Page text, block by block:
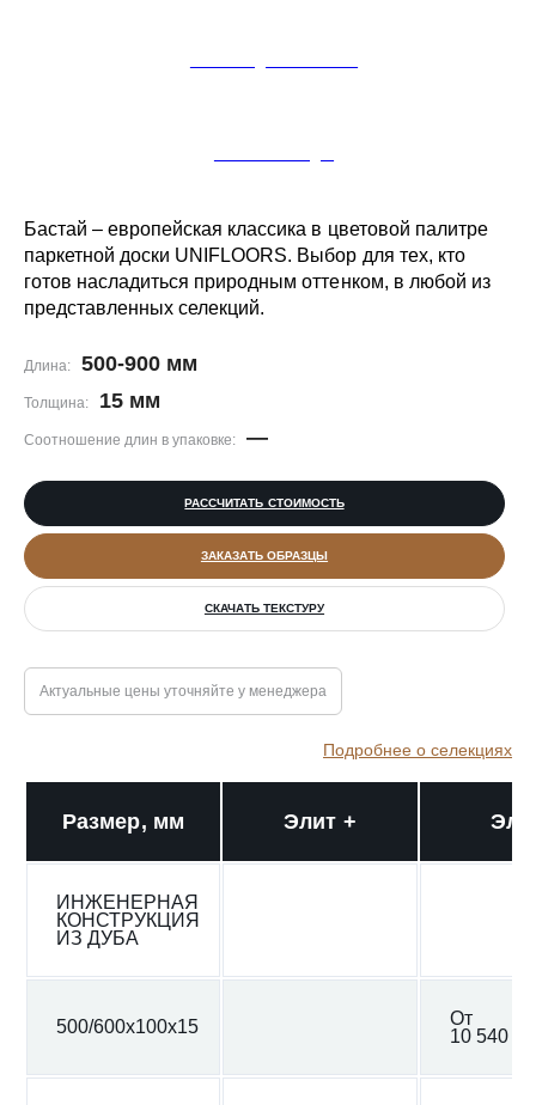
Бастай – европейская классика в цветовой палитре
паркетной доски UNIFLOORS. Выбор для тех, кто
готов насладиться природным оттенком, в любой из
представленных селекций.
Длина: 500-900 мм
Толщина: 15 мм
Соотношение длин в упаковке: —
РАССЧИТАТЬ СТОИМОСТЬ
ЗАКАЗАТЬ ОБРАЗЦЫ
СКАЧАТЬ ТЕКСТУРУ
Актуальные цены уточняйте у менеджера
Подробнее о селекциях
Размер, мм Элит +
ИНЖЕНЕРНАЯ
КОНСТРУКЦИЯ
ИЗ ДУБА
500/600x100x15
От
10 540 ₽